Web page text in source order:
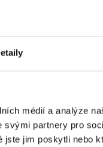
médií a analýze
partnery pro
jim poskytli nebo